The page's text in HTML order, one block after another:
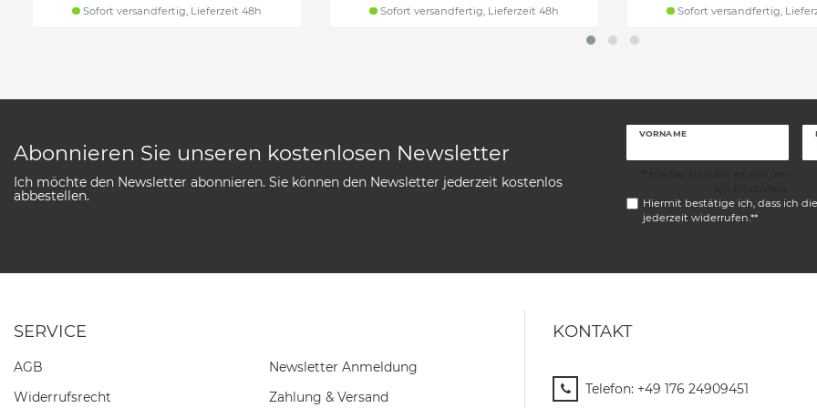
Sofort versandfertig, Lieferzeit 48h Sofort versandfertig, Lieferzeit 48h Sofort versandfertig,
Abonnieren Sie unseren kostenlosen Newsletter
Ich möchte den Newsletter abonnieren. Sie können den Newsletter jederzeit kostenlos
abbestellen.
VORNAME
Hiermit bestätige ich, dass ich die
jederzeit widerrufen.**
SERVICE
AGB
Widerrufs­recht
Newsletter Anmeldung
Zahlung & Versand
KONTAKT
Telefon: +49 176 24909451